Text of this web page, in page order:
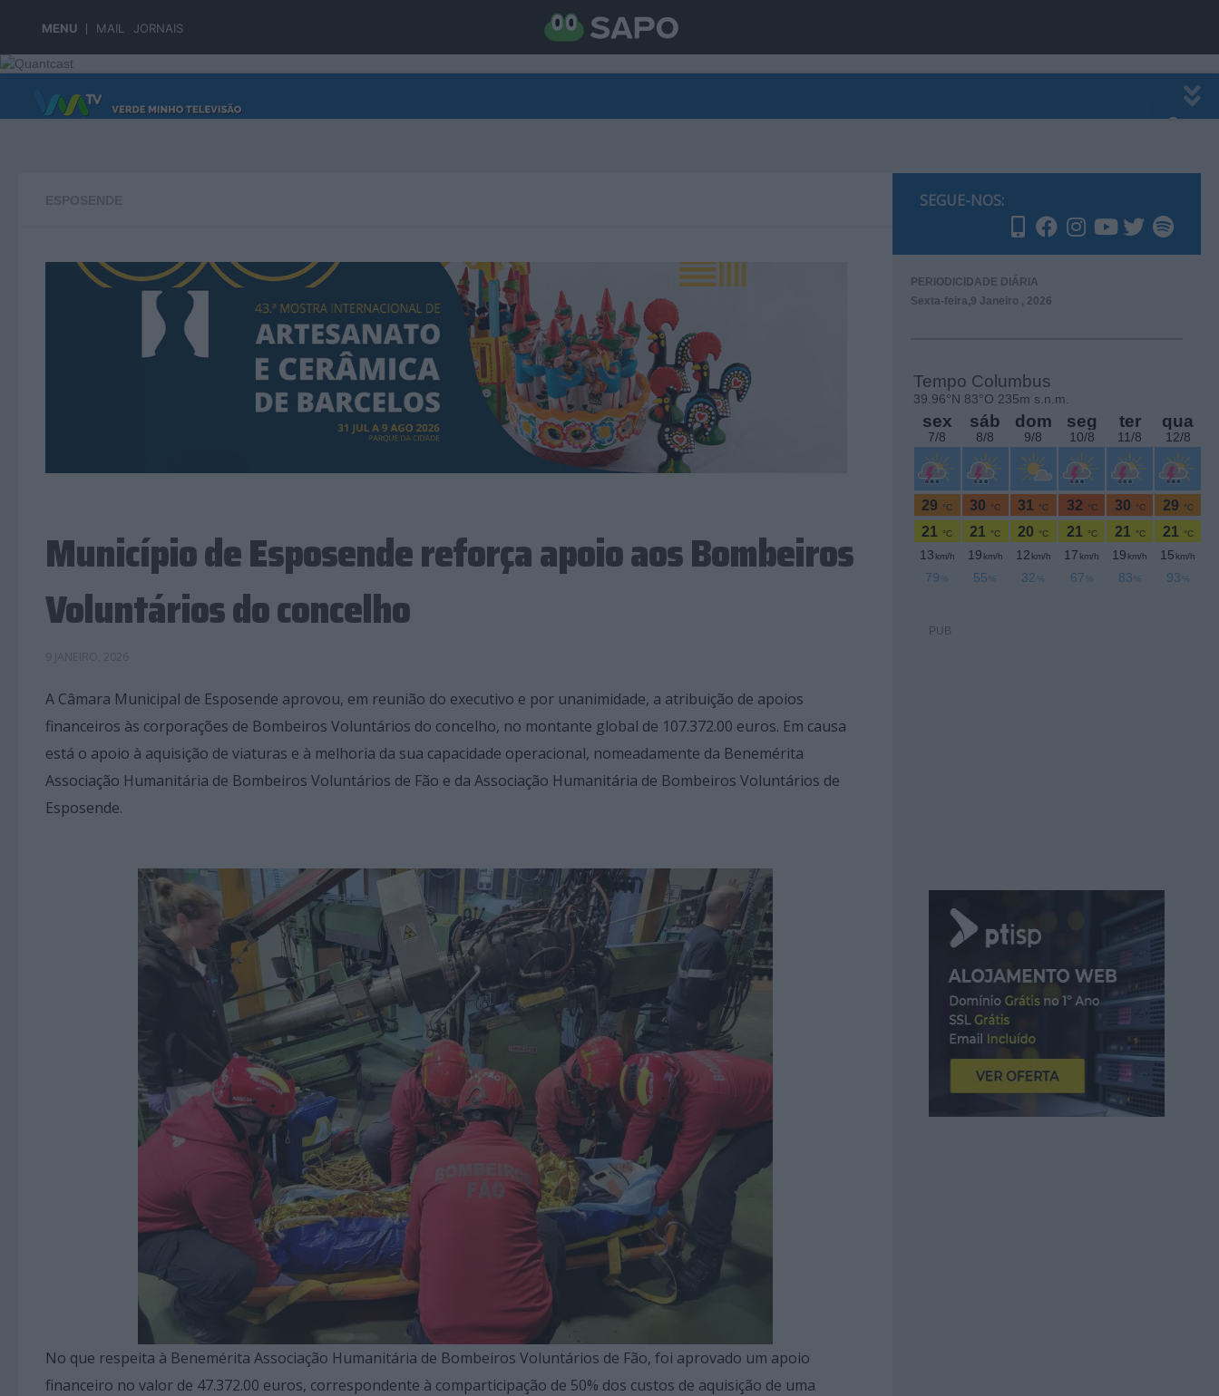
MENU MAIL JORNAIS
Skip to content
Município de Esposende reforça apoio aos Bombeiros
Voluntários do concelho
A Câmara Municipal de Esposende aprovou, em reunião do executivo e por unanimidade, a atribuição de apoios
financeiros às corporações de Bombeiros Voluntários do concelho, no montante global de 107.372.00 euros. Em causa
está o apoio à aquisição de viaturas e à melhoria da sua capacidade operacional, nomeadamente da Benemérita
Associação Humanitária de Bombeiros Voluntários de Fão e da Associação Humanitária de Bombeiros Voluntários de
Esposende.
No que respeita à Benemérita Associação Humanitária de Bombeiros Voluntários de Fão, foi aprovado um apoio
financeiro no valor de 47.372.00 euros, correspondente à comparticipação de 50% dos custos de aquisição de uma
SEGUE-NOS:
PERIODICIDADE DIÁRIA
Sexta-feira,9 Janeiro , 2026
PUB